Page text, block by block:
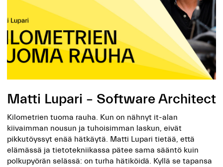
Matti Lupari – Software Architect
Kilometrien tuoma rauha. Kun on nähnyt it-alan
kiivaimman nousun ja tuhoisimman laskun, eivät
pikkutöyssyt enää hätkäytä. Matti Lupari tietää, että
elämässä ja tietotekniikassa pätee sama sääntö kuin
polkupyörän selässä: on turha hätiköidä. Kyllä se tapansa